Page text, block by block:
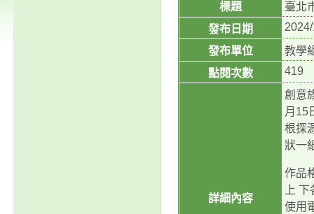
標題
臺北
發布日期
發布單位
教學
點閱次數
419
詳細內容
創意
月15
根探
狀一
作品
上
使用